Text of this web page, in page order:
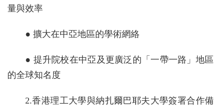
量與效率
● 擴大在中亞地區的學術網絡
● 提升院校在中亞及更廣泛的「一帶一路」地區
的全球知名度
2.香港理工大學與納扎爾巴耶夫大學簽署合作備